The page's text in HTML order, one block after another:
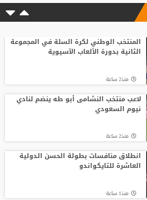
المنتخب الوطني لكرة السلة في المجموعة
الثانية بدورة الألعاب الآسيوية
منذ2 ساعة
لاعب منتخب النشامى أبو طه ينضم لنادي
نيوم السعودي
منذ2 ساعة
انطلاق منافسات بطولة الحسن الدولية
العاشرة للتايكواندو
منذ1 ساعة